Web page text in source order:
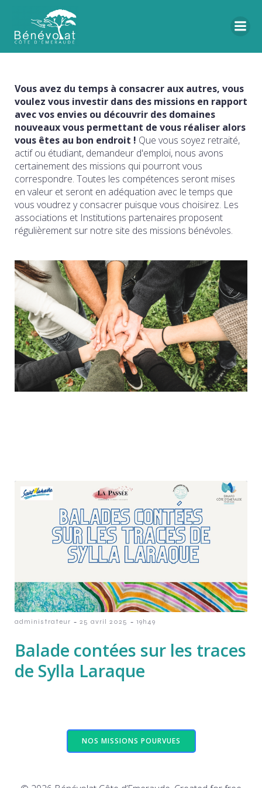
Vous avez du temps à consacrer aux autres, vous
voulez vous investir dans des missions en rapport
avec vos envies ou découvrir des domaines
nouveaux vous permettant de vous réaliser alors
vous êtes au bon endroit ! Que vous soyez retraité,
actif ou étudiant, demandeur d'emploi, nous avons
certainement des missions qui pourront vous
correspondre. Toutes les compétences seront mises
en valeur et seront en adéquation avec le temps que
vous voudrez y consacrer puisque vous choisirez. Les
associations et Institutions partenaires proposent
régulièrement sur notre site des missions bénévoles.
administrateur - 25 avril 2025 - 19h49
Balade contées sur les traces
de Sylla Laraque
NOS MISSIONS POURVUES